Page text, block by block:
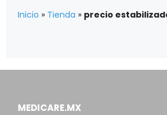
Inicio » Tienda » precio
MEDICARE.MX